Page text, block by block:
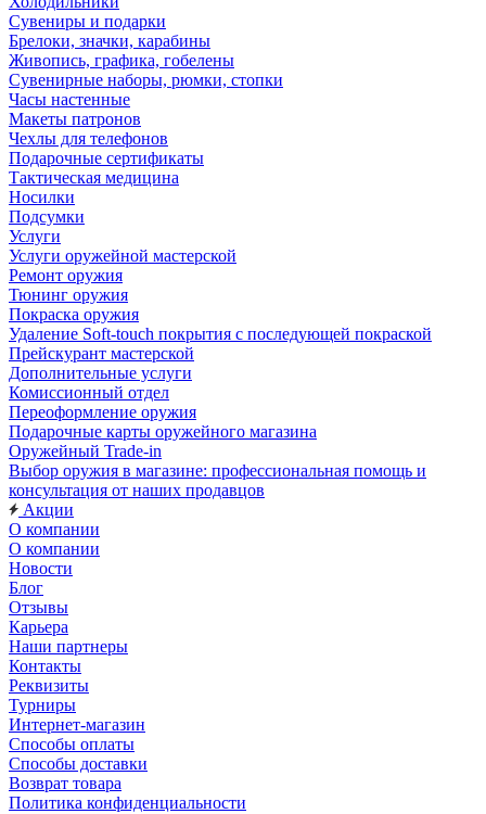
Сувениры и подарки
Брелоки, значки, карабины
Живопись, графика, гобелены
Сувенирные наборы, рюмки, стопки
Часы настенные
Макеты патронов
Чехлы для телефонов
Подарочные сертификаты
Тактическая медицина
Носилки
Подсумки
Услуги
Услуги оружейной мастерской
Ремонт оружия
Тюнинг оружия
Покраска оружия
Удаление Soft-touch покрытия с последующей покраской
Прейскурант мастерской
Дополнительные услуги
Комиссионный отдел
Переоформление оружия
Подарочные карты оружейного магазина
Оружейный Trade-in
Выбор оружия в магазине: профессиональная помощь и
консультация от наших продавцов
Акции
О компании
О компании
Новости
Блог
Отзывы
Карьера
Наши партнеры
Контакты
Реквизиты
Турниры
Интернет-магазин
Способы оплаты
Способы доставки
Возврат товара
Политика конфиденциальности